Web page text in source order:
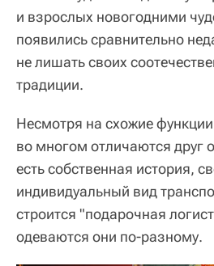
и взрослых новогодними
появились сравнительно
не лишать своих
традиции.
Несмотря на схожие
во многом отличаются друг
есть собственная история,
индивидуальный вид
строится "подарочная
одеваются они по-разному.